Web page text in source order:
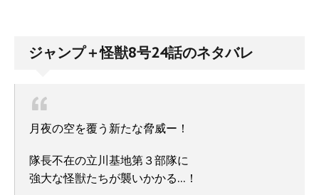
ジャンプ＋怪獣8号24話のネタバレ
月夜の空を覆う新たな脅威ー！
隊長不在の立川基地第３部隊に
強大な怪獣たちが襲いかかる…！